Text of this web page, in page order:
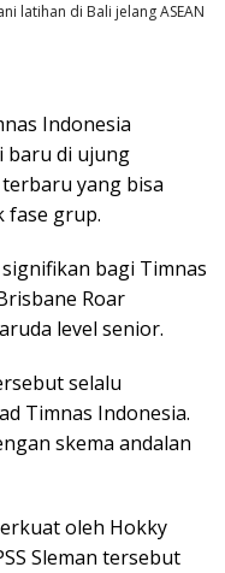
latihan di Bali jelang ASEAN
Indonesia
baru di ujung
yang bisa
fase grup.
bagi Timnas
Roar
level senior.
selalu
Timnas Indonesia.
skema andalan
oleh Hokky
Sleman tersebut